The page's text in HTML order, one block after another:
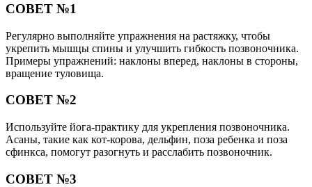
СОВЕТ №1
Регулярно выполняйте упражнения на растяжку, чтобы
укрепить мышцы спины и улучшить гибкость позвоночника.
Примеры упражнений: наклоны вперед, наклоны в стороны,
вращение туловища.
СОВЕТ №2
Используйте йога-практику для укрепления позвоночника.
Асаны, такие как кот-корова, дельфин, поза ребенка и поза
сфинкса, помогут разогнуть и расслабить позвоночник.
СОВЕТ №3